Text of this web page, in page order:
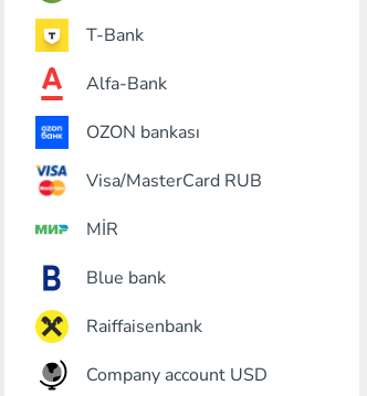
T-Bank
Alfa-Bank
OZON bankası
Visa/MasterCard RUB
MİR
Blue bank
Raiffaisenbank
Company account USD